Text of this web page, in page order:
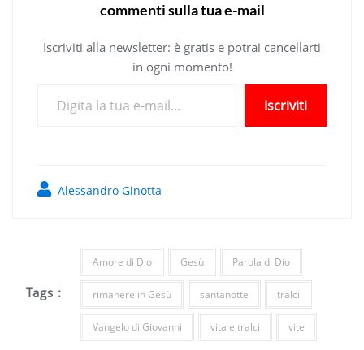
commenti sulla tua e-mail
Iscriviti alla newsletter: è gratis e potrai cancellarti
in ogni momento!
Iscriviti
Alessandro Ginotta
Tags :
Amore di Dio Gesù Parola di Dio
rimanere in Gesù santanotte tralci
Vangelo di Giovanni vita e tralci vite